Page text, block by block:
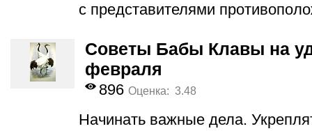
с представителями
Советы Бабы Клавы на
февраля
896 Оценка: 3.48
Начинать важные дела.